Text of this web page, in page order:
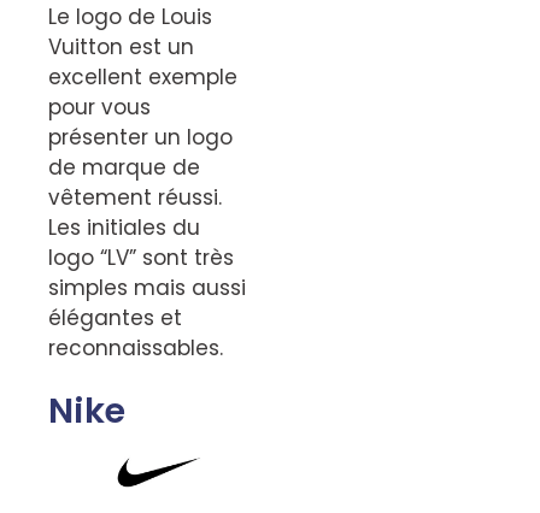
Le logo de Louis
Vuitton est un
excellent exemple
pour vous
présenter un logo
de marque de
vêtement réussi.
Les initiales du
logo “LV” sont très
simples mais aussi
élégantes et
reconnaissables.
Nike